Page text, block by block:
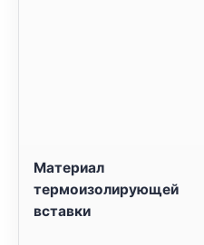
Материал
термоизолирующей
вставки